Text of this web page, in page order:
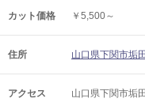
カット価格 ￥5,500～
住所 山口県下関市垢
アクセス 山口県下関市垢